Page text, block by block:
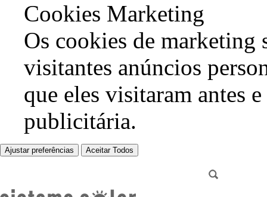
Cookies Marketing
Os cookies de marketing
visitantes anúncios
que eles visitaram antes
publicitária.
Ajustar preferências Aceitar Todos